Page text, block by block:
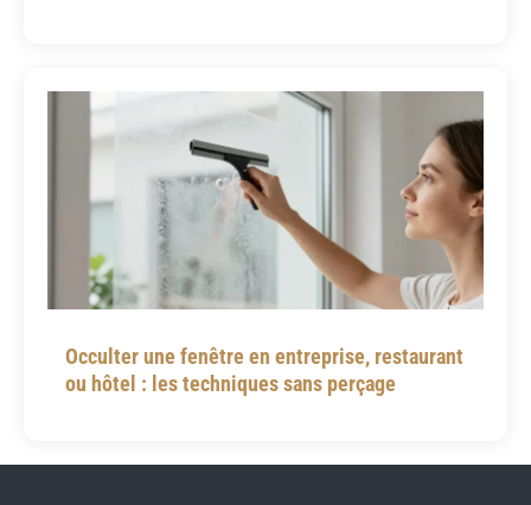
Occulter une fenêtre en entreprise, restaurant
ou hôtel : les techniques sans perçage